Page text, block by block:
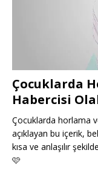
Çocuklarda
Habercisi
Çocuklarda horlama
açıklayan bu içerik,
kısa ve anlaşılır
🩷